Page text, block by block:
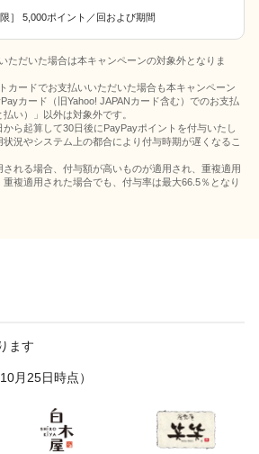
限］ 5,000ポイント／回および期間
ただいた場合は本キャンペーンの対象外となりま
カードでお支払いいただいた場合も本キャンペーン
カード（旧Yahoo! JAPANカード含む）でのお支払
い）」以外は対象外です。
ら起算して30日後にPayPayポイントを付与いたし
況やシステム上の都合により付与時期が遅くなるこ
れる場合、付与額が高いものが適用され、重複適用
複適用された場合でも、付与率は最大66.5％となり
ます
月25日時点）